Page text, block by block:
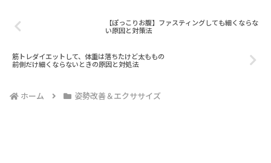
【ぽっこりお腹】ファスティングしても細くならな
い原因と対策法
筋トレダイエットして、体重は落ちたけど太ももの
前側だけ細くならないときの原因と対処法
ホーム 姿勢改善＆エクササイズ